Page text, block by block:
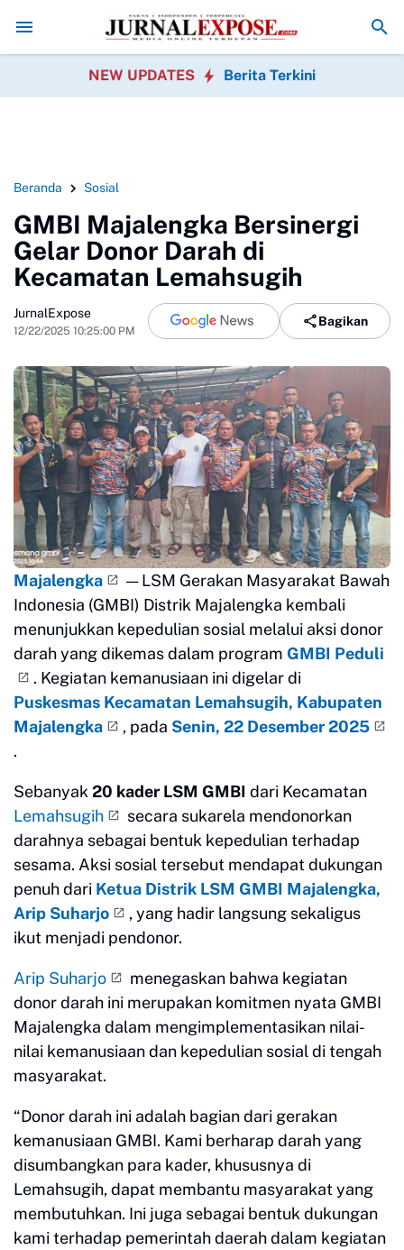
DPRD Sukabumi Sahkan Perda Disabilitas dan Setujui
NEW UPDATES Berita Terkini
Beranda Sosial
GMBI Majalengka Bersinergi
Gelar Donor Darah di
Kecamatan Lemahsugih
JurnalExpose
12/22/2025 10:25:00 PM
Bagikan
Majalengka
— LSM Gerakan Masyarakat Bawah
Indonesia (GMBI) Distrik Majalengka kembali
menunjukkan kepedulian sosial melalui aksi donor
darah yang dikemas dalam program GMBI Peduli
. Kegiatan kemanusiaan ini digelar di
Puskesmas Kecamatan Lemahsugih, Kabupaten
Majalengka
, pada Senin, 22 Desember 2025
.
Sebanyak20 kader LSM GMBI dari Kecamatan
Lemahsugih
secara sukarela mendonorkan
darahnya sebagai bentuk kepedulian terhadap
sesama. Aksi sosial tersebut mendapat dukungan
penuh dari Ketua Distrik LSM GMBI Majalengka,
Arip Suharjo
, yang hadir langsung sekaligus
ikut menjadi pendonor.
Arip Suharjo
menegaskan bahwa kegiatan
donor darah ini merupakan komitmen nyata GMBI
Majalengka dalam mengimplementasikan nilai-
nilai kemanusiaan dan kepedulian sosial di tengah
masyarakat.
“Donor darah ini adalah bagian dari gerakan
kemanusiaan GMBI. Kami berharap darah yang
disumbangkan para kader, khususnya di
Lemahsugih, dapat membantu masyarakat yang
membutuhkan. Ini juga sebagai bentuk dukungan
kami terhadap pemerintah daerah dalam kegiatan